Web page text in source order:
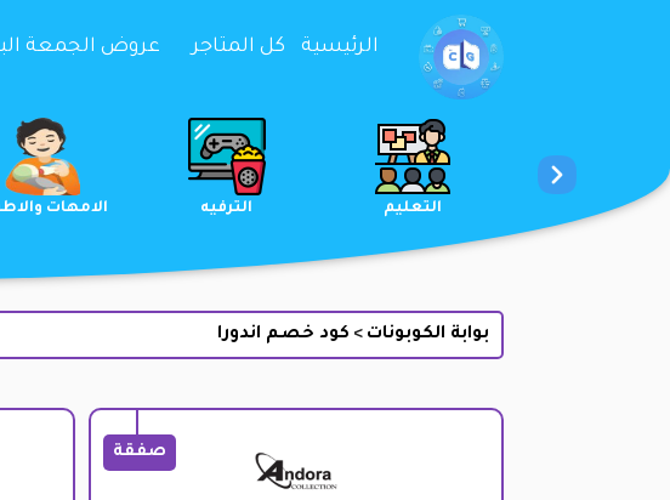
تخطي إلى المحتوى
الرئيسية كل المتاجر عروض الجمعة البيضاء
الترفيه التعليم الجمال والعناية الخدمات
بوابة الكوبونات > كود خصم اندورا
صفقة